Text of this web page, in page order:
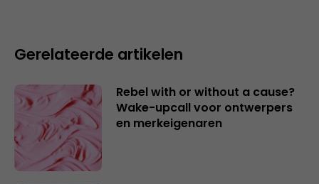
Gerelateerde artikelen
Rebel with or without a cause?
Wake-upcall voor ontwerpers
en merkeigenaren